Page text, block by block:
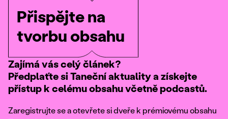
Přispějte na
tvorbu obsahu
Zajímá vás celý článek?
Předplaťte si Taneční aktuality a získejte
přístup k celému obsahu včetně podcastů.
Zaregistrujte se a otevřete si dveře k prémiovému obsahu